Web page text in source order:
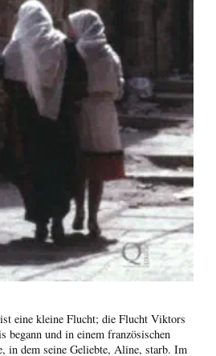
eine kleine Flucht; die Flucht Viktors
begann und in einem französischen
in dem seine Geliebte, Aline, starb. Im